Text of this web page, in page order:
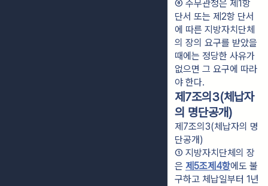
⑥ 주무관청은 제1항
단서 또는 제2항 단서
에 따른 지방자치단체
의 장의 요구를 받았을
때에는 정당한 사유가
없으면 그 요구에 따라
야 한다.
제7조의3(체납자
의 명단공개)
제7조의3(체납자의 명
단공개)
① 지방자치단체의 장
은 제5조제4항에도 불
구하고 체납일부터 1년